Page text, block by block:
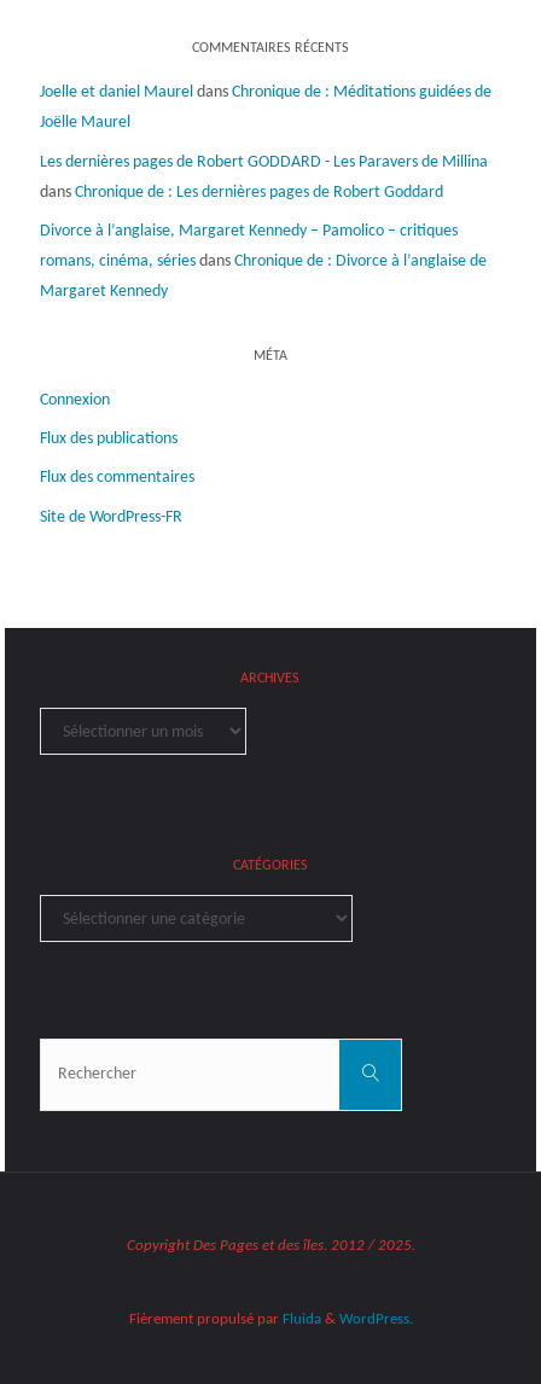
COMMENTAIRES RÉCENTS
Joelle et daniel Maureldans Chronique de : Méditations guidées de
Joëlle Maurel
Les dernières pages de Robert GODDARD - Les Paravers de Millina
dans Chronique de : Les dernières pages de Robert Goddard
Divorce à l’anglaise, Margaret Kennedy – Pamolico – critiques
romans, cinéma, sériesdans Chronique de : Divorce à l’anglaise de
Margaret Kennedy
MÉTA
Connexion
Flux des publications
Flux des commentaires
Site de WordPress-FR
ARCHIVES
Archives
CATÉGORIES
Catégories
Rechercher
Copyright Des Pages et des îles. 2012 / 2025.
Fièrement propulsé parFluida& WordPress.